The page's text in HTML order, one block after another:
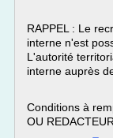
RAPPEL : Le
interne n'est
L'autorité
interne auprès
Conditions à
OU